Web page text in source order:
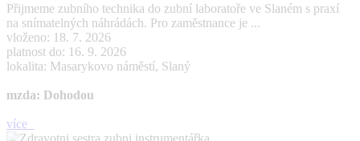
Přijmeme zubního technika do zubní laboratoře ve Slaném s praxí
na snímatelných náhrádách. Pro zaměstnance je ...
vloženo: 18. 7. 2026
platnost do: 16. 9. 2026
lokalita: Masarykovo náměstí, Slaný
mzda: Dohodou
více